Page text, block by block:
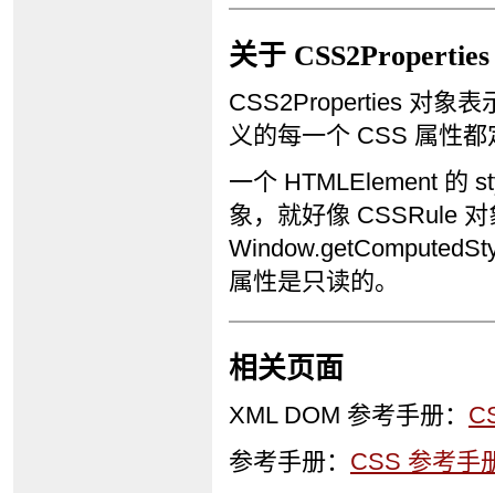
关于
CSS2Properties 对象表
义的每一个 CSS 属性
一个 HTMLElement 的
象，就好像 CSSRule
属性是只读的。
相关页面
XML DOM 参考手册：
参考手册： CSS 参考手